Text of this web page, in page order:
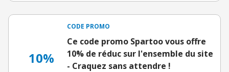
10%
CODE PROMO
Ce code promo Spartoo vous offre
10% de réduc sur l'ensemble du site
- Craquez sans attendre !